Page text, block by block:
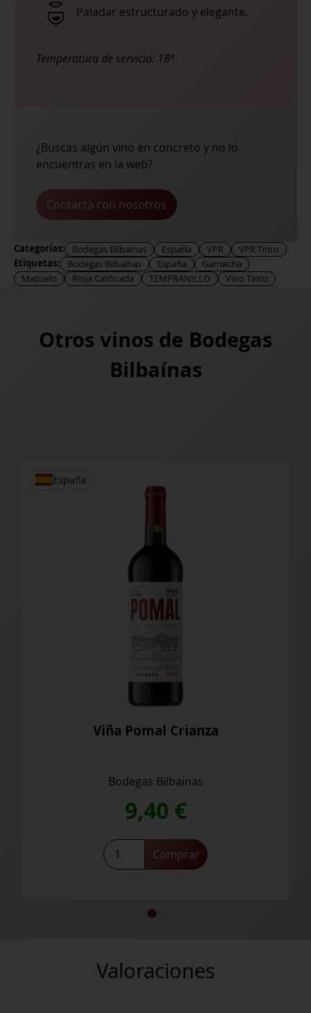
Paladar estructurado y elegante.
Temperatura de servicio: 18º
¿Buscas algún vino en concreto y no lo
encuentras en la web?
Contacta con nosotros
Categorías: Bodegas Bilbaínas España VPR VPR Tinto
Etiquetas: Bodegas Bilbaínas España
Garnacha
Mazuelo
Rioja Calificada TEMPRANILLO Vino Tinto
Otros vinos de Bodegas
Bilbaínas
España
Viña Pomal 106 Barrica Reserva
Bodegas Bilbaínas
18,30€
Viña
Pomal
Comprar
Valoraciones